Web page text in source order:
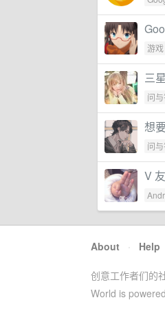
游戏
三
问
想
问
V
About · Help
创意工作者们的
World is